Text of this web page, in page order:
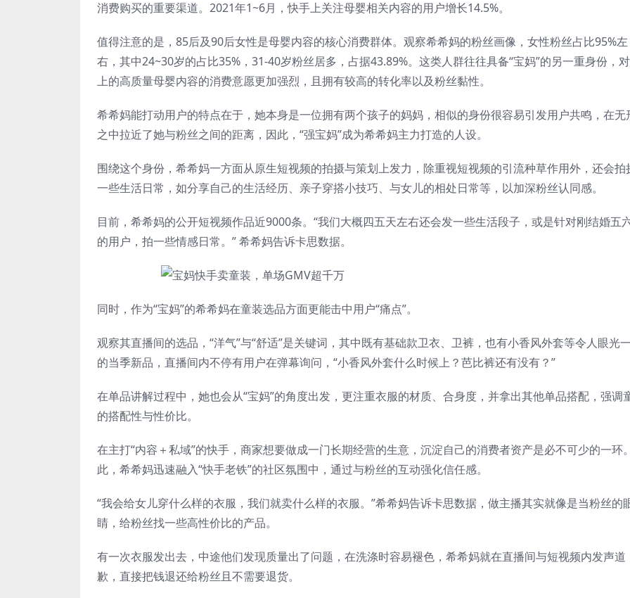
消费购买的重要渠道。2021年1~6月，快手上关注母婴相关内容的用户增长14.5%。
值得注意的是，85后及90后女性是母婴内容的核心消费群体。观察希希妈的粉丝画像，女性粉丝占比95%左
右，其中24~30岁的占比35%，31-40岁粉丝居多，占据43.89%。这类人群往往具备“宝妈”的另一重身份，
上的高质量母婴内容的消费意愿更加强烈，且拥有较高的转化率以及粉丝黏性。
希希妈能打动用户的特点在于，她本身是一位拥有两个孩子的妈妈，相似的身份很容易引发用户共鸣，在无
之中拉近了她与粉丝之间的距离，因此，“强宝妈”成为希希妈主力打造的人设。
围绕这个身份，希希妈一方面从原生短视频的拍摄与策划上发力，除重视短视频的引流种草作用外，还会拍
一些生活日常，如分享自己的生活经历、亲子穿搭小技巧、与女儿的相处日常等，以加深粉丝认同感。
目前，希希妈的公开短视频作品近9000条。“我们大概四五天左右还会发一些生活段子，或是针对刚结婚五
的用户，拍一些情感日常。” 希希妈告诉卡思数据。
同时，作为“宝妈”的希希妈在童装选品方面更能击中用户“痛点”。
观察其直播间的选品，“洋气”与“舒适”是关键词，其中既有基础款卫衣、卫裤，也有小香风外套等令人眼光
的当季新品，直播间内不停有用户在弹幕询问，“小香风外套什么时候上？芭比裤还有没有？”
在单品讲解过程中，她也会从“宝妈”的角度出发，更注重衣服的材质、合身度，并拿出其他单品搭配，强调
的搭配性与性价比。
在主打“内容＋私域”的快手，商家想要做成一门长期经营的生意，沉淀自己的消费者资产是必不可少的一环
此，希希妈迅速融入“快手老铁”的社区氛围中，通过与粉丝的互动强化信任感。
“我会给女儿穿什么样的衣服，我们就卖什么样的衣服。”希希妈告诉卡思数据，做主播其实就像是当粉丝的
睛，给粉丝找一些高性价比的产品。
有一次衣服发出去，中途他们发现质量出了问题，在洗涤时容易褪色，希希妈就在直播间与短视频内发声道
歉，直接把钱退还给粉丝且不需要退货。